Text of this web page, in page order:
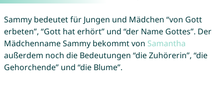
Sammy bedeutet für Jungen und Mädchen “von Gott
erbeten”, “Gott hat erhört” und “der Name Gottes”. Der
Mädchenname Sammy bekommt von Samantha
außerdem noch die Bedeutungen “die Zuhörerin”, “die
Gehorchende” und “die Blume”.